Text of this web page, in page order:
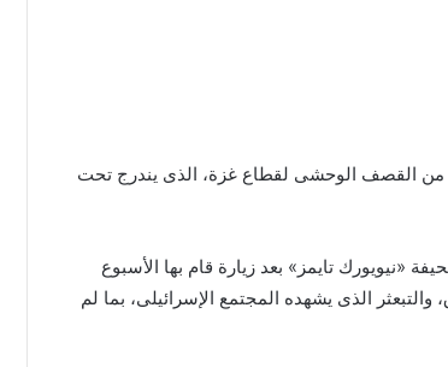
من القصف الوحشى لقطاع غزة، الذى يندرج تحت
«نيويورك تايمز» بعد زيارة قام بها الأسبوع
الذى يشهده المجتمع الإسرائيلى، بما لم